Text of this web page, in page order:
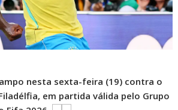
nesta sexta-feira (19) contra o
em partida válida pelo Grupo